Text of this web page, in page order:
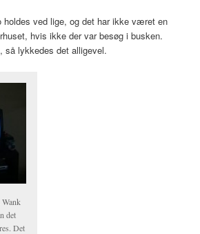
holdes ved lige, og det har ikke været en
hvis ikke der var besøg i busken.
så lykkedes det alligevel.
det
Det